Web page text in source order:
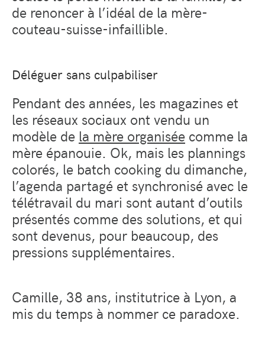
de renoncer à l’idéal de la mère-
couteau-suisse-infaillible.
Déléguer sans culpabiliser
Pendant des années, les magazines et
les réseaux sociaux ont vendu un
modèle de la mère organisée comme la
mère épanouie. Ok, mais les plannings
colorés, le batch cooking du dimanche,
l’agenda partagé et synchronisé avec le
télétravail du mari sont autant d’outils
présentés comme des solutions, et qui
sont devenus, pour beaucoup, des
pressions supplémentaires.
Camille, 38 ans, institutrice à Lyon, a
mis du temps à nommer ce paradoxe.